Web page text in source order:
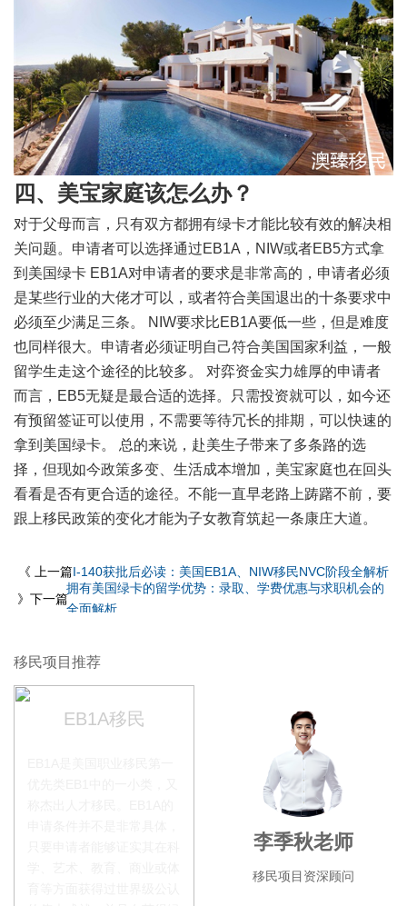
四、美宝家庭该怎么办？
对于父母而言，只有双方都拥有绿卡才能比较有效的解决相
关问题。申请者可以选择通过EB1A，NIW或者EB5方式拿
到美国绿卡 EB1A对申请者的要求是非常高的，申请者必须
是某些行业的大佬才可以，或者符合美国退出的十条要求中
必须至少满足三条。 NIW要求比EB1A要低一些，但是难度
也同样很大。申请者必须证明自己符合美国国家利益，一般
留学生走这个途径的比较多。 对弈资金实力雄厚的申请者
而言，EB5无疑是最合适的选择。只需投资就可以，如今还
有预留签证可以使用，不需要等待冗长的排期，可以快速的
拿到美国绿卡。 总的来说，赴美生子带来了多条路的选
择，但现如今政策多变、生活成本增加，美宝家庭也在回头
看看是否有更合适的途径。不能一直早老路上踌躇不前，要
跟上移民政策的变化才能为子女教育筑起一条康庄大道。
《 上一篇I-140获批后必读：美国EB1A、NIW移民NVC阶段全解析
》下一篇
拥有美国绿卡的留学优势：录取、学费优惠与求职机会的
全面解析
移民项目推荐
EB1A移民
李季秋老师
移民项目资深顾问